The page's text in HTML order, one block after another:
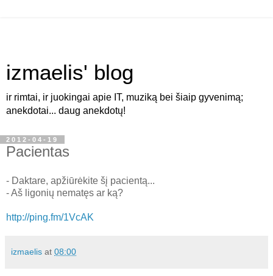
izmaelis' blog
ir rimtai, ir juokingai apie IT, muziką bei šiaip gyvenimą;
anekdotai... daug anekdotų!
2012-04-19
Pacientas
- Daktare, apžiūrėkite šį pacientą...
- Aš ligonių nematęs ar ką?
http://ping.fm/1VcAK
izmaelis at 08:00